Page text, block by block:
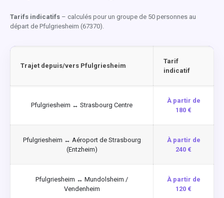
Tarifs indicatifs – calculés pour un groupe de 50 personnes au
départ de Pfulgriesheim (67370).
Trajet depuis/vers Pfulgriesheim
Tarif
indicatif
Pfulgriesheim ↔ Strasbourg Centre
À partir de
180 €
Pfulgriesheim ↔ Aéroport de Strasbourg
(Entzheim)
À partir de
240 €
Pfulgriesheim ↔ Mundolsheim /
Vendenheim
À partir de
120 €